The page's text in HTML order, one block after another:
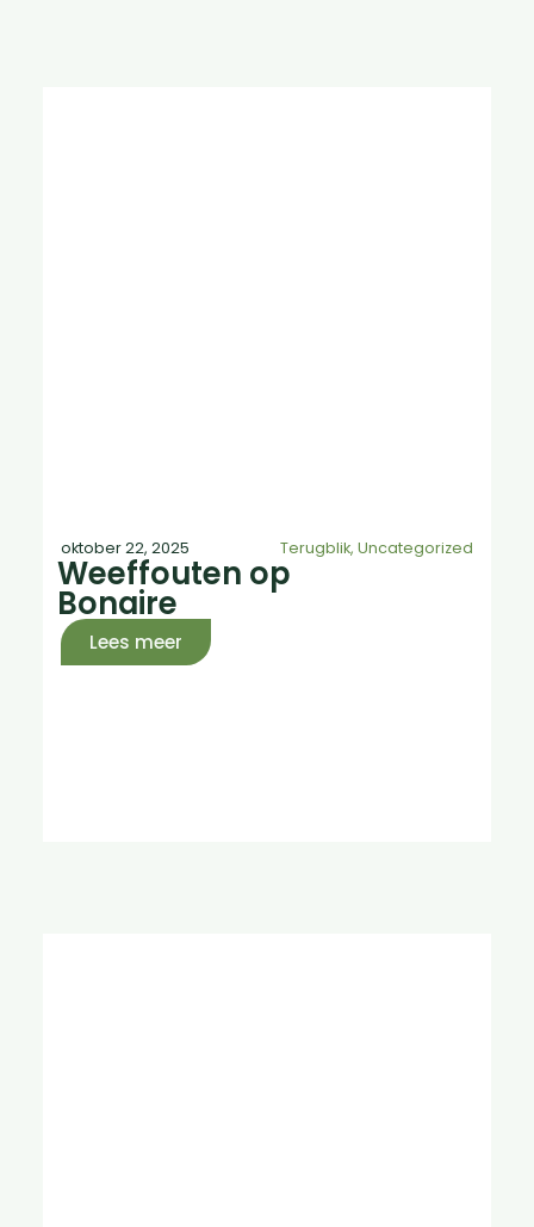
oktober 22, 2025 Terugblik,Uncategorized
Weeffouten op
Bonaire
Lees meer